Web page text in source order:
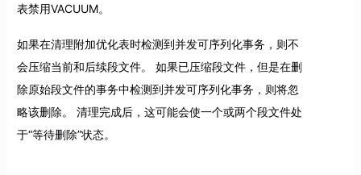
表禁用VACUUM。
如果在清理附加优化表时检测到并发可序列化事务，则不
会压缩当前和后续段文件。 如果已压缩段文件，但是在删
除原始段文件的事务中检测到并发可序列化事务，则将忽
略该删除。 清理完成后，这可能会使一个或两个段文件处
于“等待删除”状态。